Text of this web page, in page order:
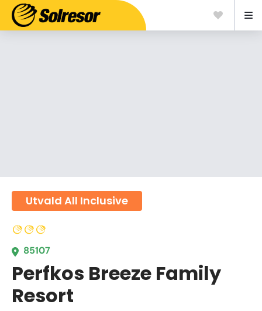
Utvald All Inclusive
85107
Perfkos Breeze Family
Resort